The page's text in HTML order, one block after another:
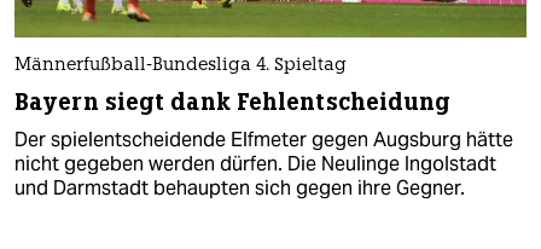
Männerfußball-Bundesliga 4. Spieltag
Bayern siegt dank Fehlentscheidung
Der spielentscheidende Elfmeter gegen Augsburg hätte
nicht gegeben werden dürfen. Die Neulinge Ingolstadt
und Darmstadt behaupten sich gegen ihre Gegner.